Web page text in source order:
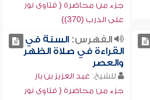
جزء من محاضرة ( فتاوى نور
على الدرب (370))
الفهرس:السنة في
القراءة في صلاة الظهر
والعصر
للشيخ: عبد العزيز بن باز
جزء من محاضرة ( فتاوى نور